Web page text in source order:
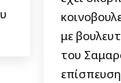
με
του